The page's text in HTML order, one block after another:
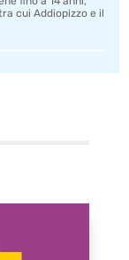
cui Addiopizzo e il